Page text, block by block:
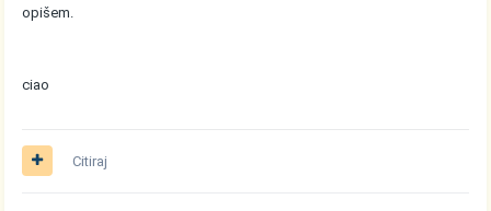
opišem.
ciao
Citiraj